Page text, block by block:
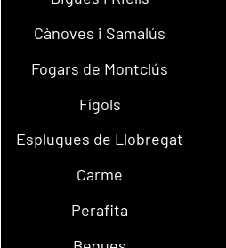
Cànoves i Samalús
Fogars de Montclús
Fígols
Esplugues de Llobregat
Carme
Perafita